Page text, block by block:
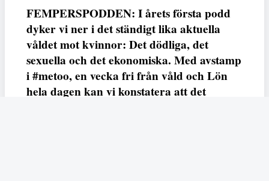
FEMPERSPODDEN: I årets första podd
dyker vi ner i det ständigt lika aktuella
våldet mot kvinnor: Det dödliga, det
sexuella och det ekonomiska. Med avstamp
i #metoo, en vecka fri från våld och Lön
hela dagen kan vi konstatera att det